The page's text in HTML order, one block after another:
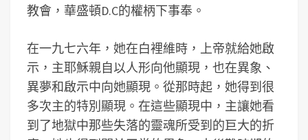
教會，華盛頓D.C的權柄下事奉。
在一九七六年，她在白裡維時，上帝就給她啟
示，主耶穌親自以人形向他顯現，也在異象、
異夢和啟示中向她顯現。從那時起，她得到很
多次主的特別顯現。在這些顯現中，主讓她看
到了地獄中那些失落的靈魂所受到的巨大的折